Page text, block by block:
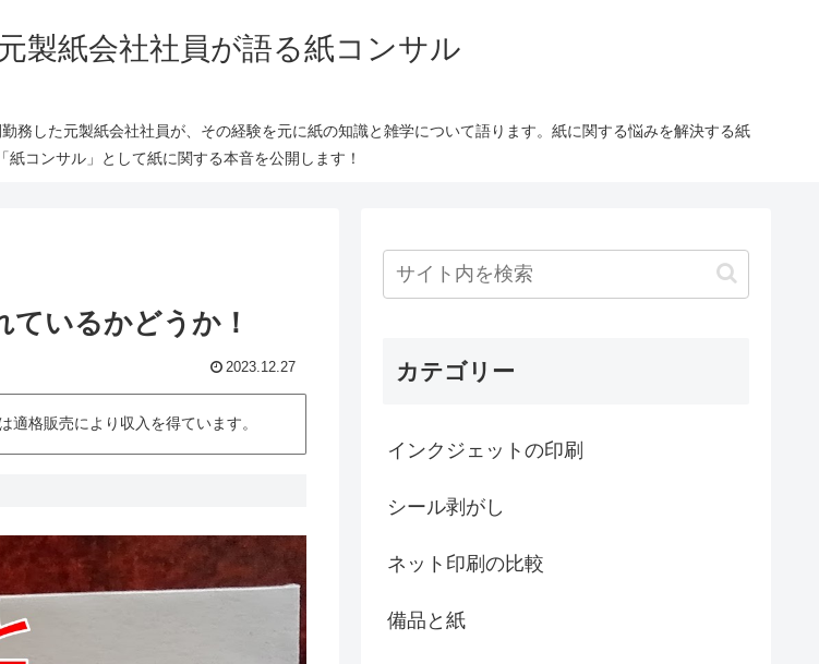
製紙会社社員が語る紙コンサル
務した元製紙会社社員が、その経験を元に紙の知識と雑学について語ります。紙に関する悩みを解決する紙
紙コンサル」として紙に関する本音を公開します！
いるかどうか！
2023.12.27
格販売により収入を得ています。
カテゴリー
インクジェットの印刷
シール剥がし
ネット印刷の比較
備品と紙